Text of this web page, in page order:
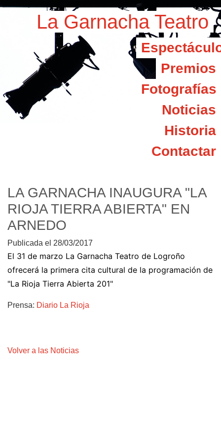
La Garnacha Teatro
Premios
Fotografías
Noticias
Historia
Contactar
LA GARNACHA INAUGURA "LA
RIOJA TIERRA ABIERTA" EN
ARNEDO
Publicada el 28/03/2017
El 31 de marzo La Garnacha Teatro de Logroño
ofrecerá la primera cita cultural de la programación de
"La Rioja Tierra Abierta 201"
Prensa: Diario La Rioja
Volver a las Noticias